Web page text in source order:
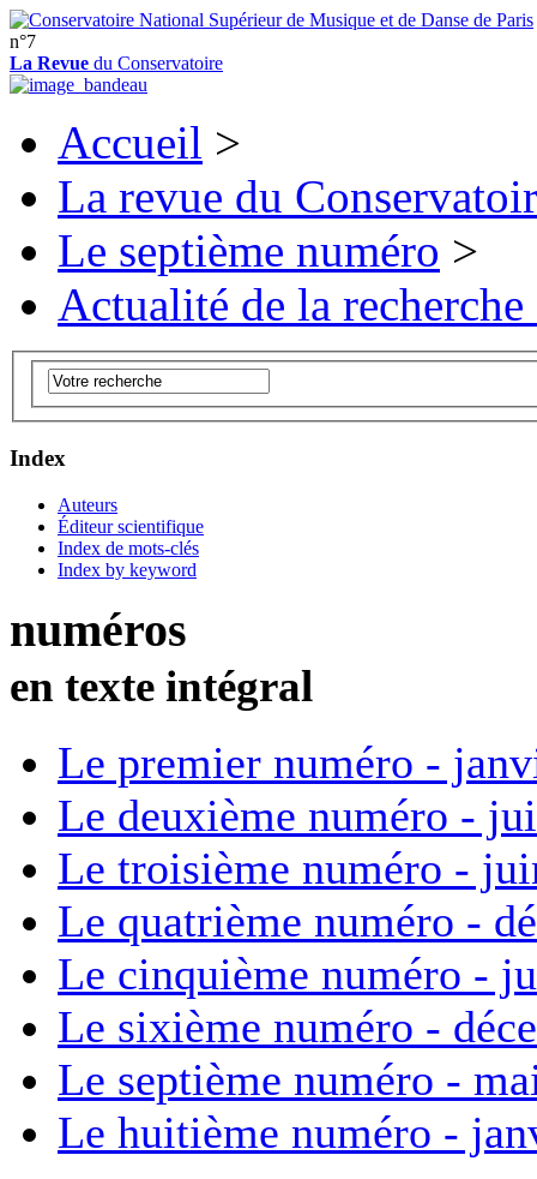
n°7
La Revue du Conservatoire
Accueil >
La revue du
Le septième numéro >
Actualité de la
Index
Auteurs
Éditeur scientifique
Index de mots-clés
Index by keyword
numéros
en texte intégral
Le premier numéro -
Le deuxième numéro -
Le troisième numéro -
Le quatrième numéro -
Le cinquième numéro -
Le sixième numéro -
Le septième numéro -
Le huitième numéro -